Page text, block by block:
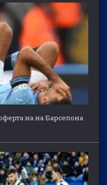
на на Барселона